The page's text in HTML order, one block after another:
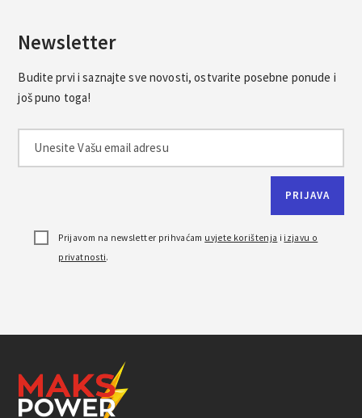
Newsletter
Budite prvi i saznajte sve novosti, ostvarite posebne ponude i
još puno toga!
Prijavom na newsletter prihvaćam uvjete korištenja i izjavu o
privatnosti.